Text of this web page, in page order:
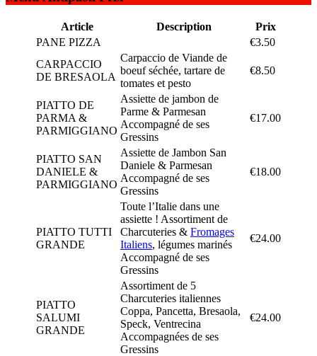
Article Description
Prix
PANE PIZZA
€3.50
CARPACCIO
DE BRESAOLA
Carpaccio de Viande de
boeuf séchée, tartare de
tomates et pesto
€8.50
PIATTO DE
PARMA &
PARMIGGIANO
Assiette de jambon de
Parme & Parmesan
Accompagné de ses
Gressins
€17.00
PIATTO SAN
DANIELE &
PARMIGGIANO
Assiette de Jambon San
Daniele & Parmesan
Accompagné de ses
Gressins
€18.00
PIATTO TUTTI
GRANDE
Toute l’Italie dans une
assiette ! Assortiment de
Charcuteries & Fromages
Italiens, légumes marinés
Accompagné de ses
Gressins
€24.00
PIATTO
SALUMI
GRANDE
Assortiment de 5
Charcuteries italiennes
Coppa, Pancetta, Bresaola,
Speck, Ventrecina
Accompagnées de ses
Gressins
€24.00